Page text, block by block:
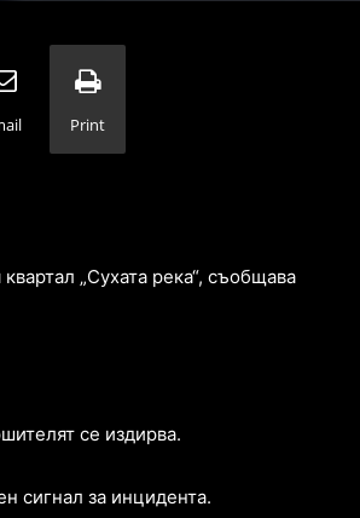
Print
„Сухата река“, съобщава
се издирва.
сигнал за инцидента.